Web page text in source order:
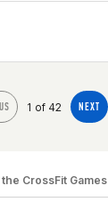
1 of 42 NEXT
CrossFit Games